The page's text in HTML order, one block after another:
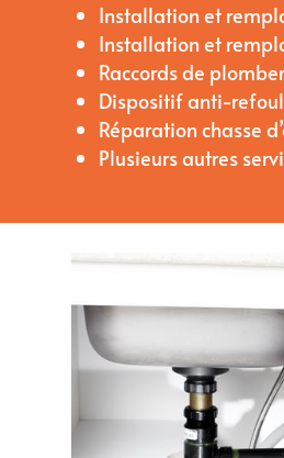
Installation et
Installation et
Raccords de
Dispositif anti-
Réparation chasse
Plusieurs autres